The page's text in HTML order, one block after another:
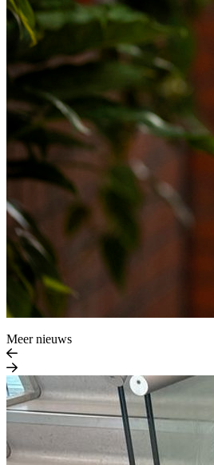
Meer nieuws